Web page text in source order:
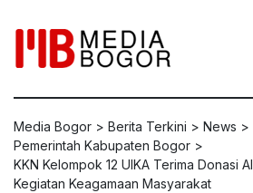
Media Bogor > Berita Terkini > News >
Pemerintah Kabupaten Bogor >
KKN Kelompok 12 UIKA Terima Donasi
Kegiatan Keagamaan Masyarakat